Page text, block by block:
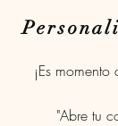
¡Es
"Abre tu